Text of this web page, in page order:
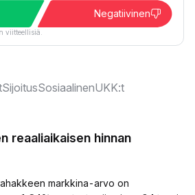
Negatiivinen
viitteellisiä.
SijoitusSosiaalinenUKK:t
reaaliaikaisen hinnan
markkina-arvo on